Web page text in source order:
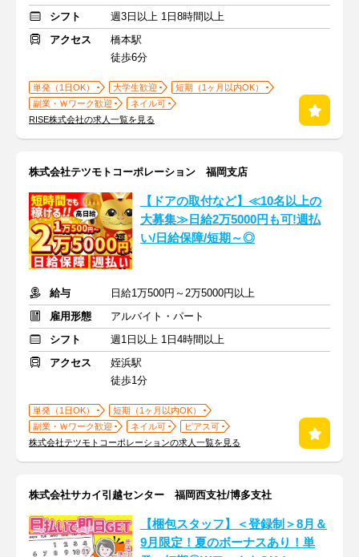
シフト
週3日以上 1日8時間以上
アクセス
橋本駅
徒歩6分
単発（1日OK） 大学生歓迎
短期（1ヶ月以内OK）
副業・Ｗワーク歓迎
ネイル可
RISE株式会社の求人一覧を見る
株式会社テツモトコーポレーション 福岡支店
【ドアの取付など】≪10名以上の
大募集≫日給2万5000円も可!週払
い/日給保障/短期～◎
給与
日給1万500円～2万5000円以上
雇用形態
アルバイト・パート
シフト
週1日以上 1日4時間以上
アクセス
姪浜駅
徒歩1分
単発（1日OK）
短期（1ヶ月以内OK）
副業・Ｗワーク歓迎
ネイル可
ピアス可
株式会社テツモトコーポレーションの求人一覧を見る
株式会社サカイ引越センター 福岡西支社/博多支社
【梱包スタッフ】＜登録制＞8月＆
9月限定！夏のボーナスあり！単